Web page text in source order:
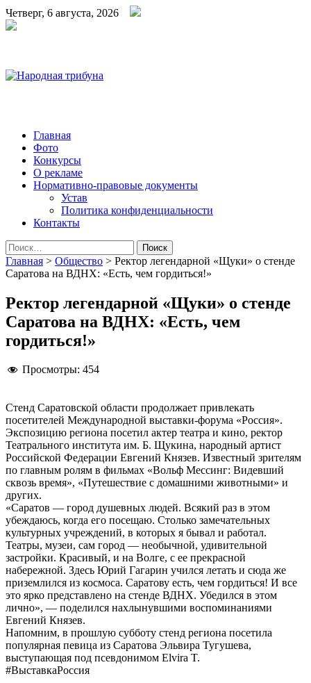
Четверг, 6 августа, 2026
Народная трибуна
Калининская районная газета
Главная
Фото
Конкурсы
О рекламе
Нормативно-правовые документы
Устав
Политика конфиденциальности
Контакты
Найти:
Главная > Общество > Ректор легендарной «Щуки» о стенде
Саратова на ВДНХ: «Есть, чем гордиться!»
Ректор легендарной «Щуки» о стенде
Саратова на ВДНХ: «Есть, чем
гордиться!»
Просмотры: 454
Стенд Саратовской области продолжает привлекать
посетителей Международной выставки-форума «Россия».
Экспозицию региона посетил актер театра и кино, ректор
Театрального института им. Б. Щукина, народный артист
Российской Федерации Евгений Князев. Известный зрителям
по главным ролям в фильмах «Вольф Мессинг: Видевший
сквозь время», «Путешествие с домашними животными» и
других.
«Саратов — город душевных людей. Всякий раз в этом
убеждаюсь, когда его посещаю. Столько замечательных
культурных учреждений, в которых я бывал и работал.
Театры, музеи, сам город — необычной, удивительной
застройки. Красивый, и на Волге, с ее прекрасной
набережной. Здесь Юрий Гагарин учился летать и сюда же
приземлился из космоса. Саратову есть, чем гордиться! И все
это ярко представлено на стенде ВДНХ. Убедился в этом
лично», — поделился нахлынувшими воспоминаниями
Евгений Князев.
Напомним, в прошлую субботу стенд региона посетила
популярная певица из Саратова Эльвира Тугушева,
выступающая под псевдонимом Elvira T.
#ВыставкаРоссия